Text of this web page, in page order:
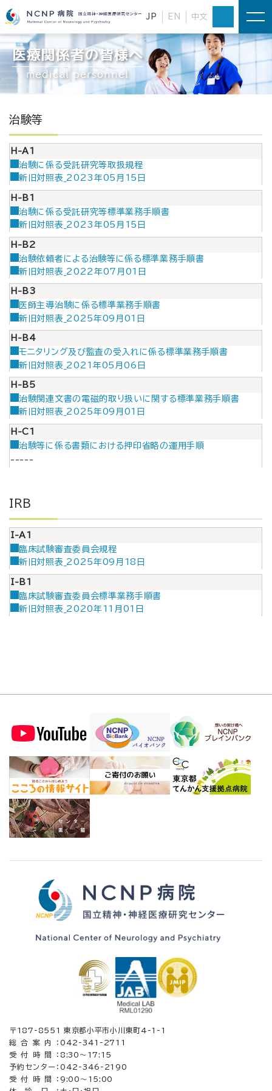
JP EN 中文
医療関係者の皆様へ
medical personnel
治験等
H-A1
治験に係る受託研究等取扱規程
新旧対照表_2023年05月15日
H-B1
治験に係る受託研究等標準業務手順書
新旧対照表_2023年05月15日
H-B2
治験依頼者による治験等に係る標準業務手順書
新旧対照表_2022年07月01日
H-B3
医師主導治験に係る標準業務手順書
新旧対照表_2025年09月01日
H-B4
モニタリング及び監査の受入れに係る標準業務手順書
新旧対照表_2021年05月06日
H-B5
治験関連文書の電磁的取り扱いに関する標準業務手順書
新旧対照表_2025年09月01日
H-C1
治験等に係る書類における押印省略の運用手順
-----
IRB
I-A1
臨床試験審査委員会規程
新旧対照表_2025年09月18日
I-B1
臨床試験審査委員会標準業務手順書
新旧対照表_2020年11月01日
〒187-8551 東京都小平市小川東町4-1-1
総合案内： 042-341-2711
受付時間： 8:30〜17:15
予約センター： 042-346-2190
受付時間： 9:00～15:00